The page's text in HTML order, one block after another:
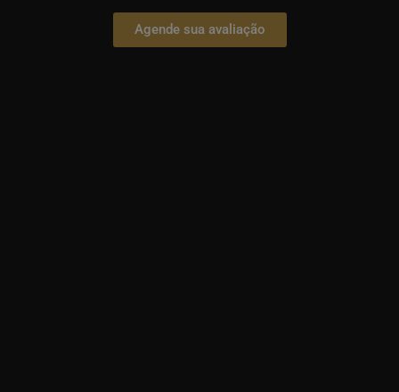
Agende sua avaliação